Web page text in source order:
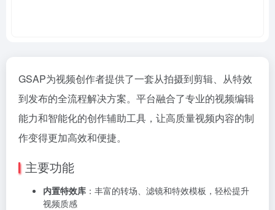
GSAP为视频创作者提供了一套从拍摄到剪辑、从特效
到发布的全流程解决方案。平台融合了专业的视频编辑
能力和智能化的创作辅助工具，让高质量视频内容的制
作变得更加高效和便捷。
主要功能
内置特效库 ：丰富的转场、滤镜和特效模板，轻松提升
视频质感